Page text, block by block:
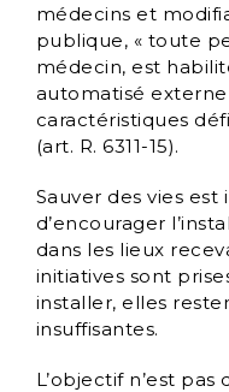
médecins et
publique, « toute
médecin, est
automatisé
caractéristiques
(art. R. 6311-15).
Sauver des vies
d’encourager
dans les lieux
initiatives sont
installer, elles
insuffisantes.
L’objectif n’est